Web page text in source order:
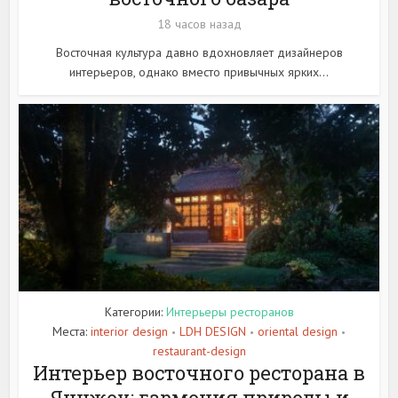
18 часов назад
Восточная культура давно вдохновляет дизайнеров
интерьеров, однако вместо привычных ярких...
Категории: Интерьеры ресторанов
Места: interior design • LDH DESIGN • oriental design •
restaurant-design
Интерьер восточного ресторана в